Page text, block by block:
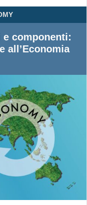
componenti:
all’Economia